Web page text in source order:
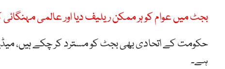
بجٹ میں عوام کو ہر ممکن ریلیف دیا اور عالمی مہنگائی
حکومت کے اتحادی بھی بجٹ کو مسترد کر چکے ہیں،
ہے۔